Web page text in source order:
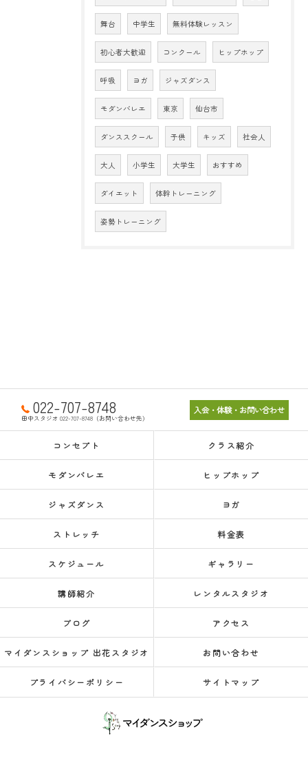
舞台 中学生 無料体験レッスン
初心者大歓迎 コンクール ヒップホップ
呼吸 ヨガ ジャズダンス
モダンバレエ 東京 仙台市
ダンススクール 子供 キッズ 社会人
大人 小学生 大学生 おすすめ
ダイエット 体幹トレーニング
姿勢トレーニング
022-707-8748
田中スタジオ 022-707-8748（お問い合わせ先）
入会・体験・お問い合わせ
コンセプト クラス紹介
モダンバレエ ヒップホップ
ジャズダンス ヨガ
ストレッチ 料金表
スケジュール ギャラリー
講師紹介 レンタルスタジオ
ブログ アクセス
マイダンスショップ 出花スタジオ お問い合わせ
プライバシーポリシー サイトマップ